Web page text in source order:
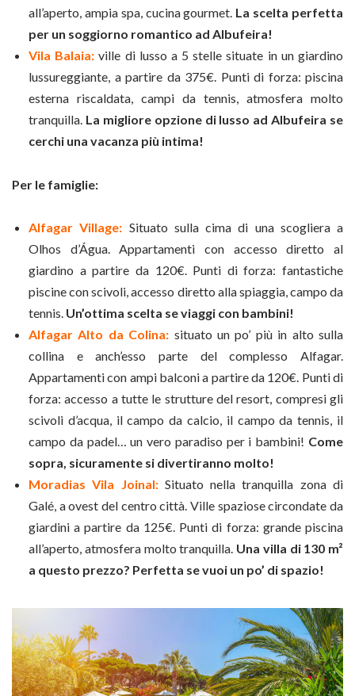
all’aperto, ampia spa, cucina gourmet. La scelta perfetta
per un soggiorno romantico ad Albufeira!
Vila Balaia: ville di lusso a 5 stelle situate in un giardino
lussureggiante, a partire da 375€. Punti di forza: piscina
esterna riscaldata, campi da tennis, atmosfera molto
tranquilla. La migliore opzione di lusso ad Albufeira se
cerchi una vacanza più intima!
Per le famiglie:
Alfagar Village: Situato sulla cima di una scogliera a
Olhos d’Água. Appartamenti con accesso diretto al
giardino a partire da 120€. Punti di forza: fantastiche
piscine con scivoli, accesso diretto alla spiaggia, campo da
tennis. Un’ottima scelta se viaggi con bambini!
Alfagar Alto da Colina: situato un po’ più in alto sulla
collina e anch’esso parte del complesso Alfagar.
Appartamenti con ampi balconi a partire da 120€. Punti di
forza: accesso a tutte le strutture del resort, compresi gli
scivoli d’acqua, il campo da calcio, il campo da tennis, il
campo da padel… un vero paradiso per i bambini! Come
sopra, sicuramente si divertiranno molto!
Moradias Vila Joinal:Situato nella tranquilla zona di
Galé, a ovest del centro città. Ville spaziose circondate da
giardini a partire da 125€. Punti di forza: grande piscina
all’aperto, atmosfera molto tranquilla. Una villa di 130 m²
a questo prezzo? Perfetta se vuoi un po’ di spazio!